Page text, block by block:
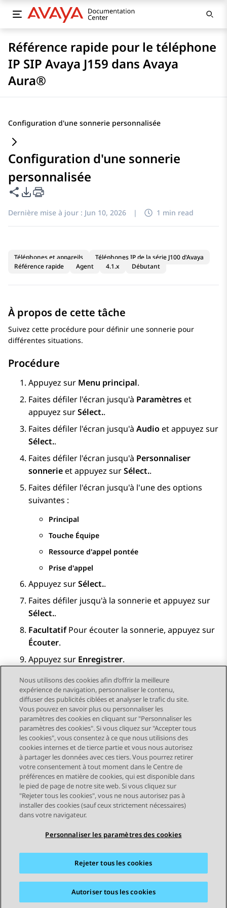
Référence rapide pour le téléphone
IP SIP Avaya J159 dans Avaya
Aura®
Configuration d'une sonnerie personnalisée
Configuration d'une sonnerie
personnalisée
Partager cette page
Options d'exportation PDF
Dernière mise à jour : Jun 10, 2026 | 1 min read
Téléphones et appareils
Téléphones IP de la série J100 d'Avaya
Référence rapide
Agent 4.1.x Débutant
À propos de cette tâche
Suivez cette procédure pour définir une sonnerie pour
différentes situations.
Procédure
Appuyez sur Menu principal.
Faites défiler l'écran jusqu'à Paramètreset
appuyez surSélect..
Faites défiler l'écran jusqu'à Audio et appuyez sur
Sélect..
Faites défiler l'écran jusqu'à Personnaliser
sonnerieet appuyez surSélect..
Faites défiler l'écran jusqu'à l'une des options
suivantes :
Principal
Touche Équipe
Ressource d'appel pontée
Prise d'appel
Appuyez surSélect..
Faites défiler jusqu'à la sonnerie et appuyez sur
Sélect..
FacultatifPour écouter la sonnerie, appuyez sur
Écouter.
Appuyez sur Enregistrer.
Send Feedback
Navigation par sujet
Sujet précédent Sujet suivant
STAY CONNECTED
Conditions d'utilisation
© 2026 Avaya LLC
Nous utilisons des cookies afin d’offrir la meilleure
expérience de navigation, personnaliser le contenu,
diffuser des publicités ciblées et analyser le trafic du site.
Vous pouvez en savoir plus ou personnaliser les
paramètres des cookies en cliquant sur "Personnaliser les
paramètres des cookies". Si vous cliquez sur "Accepter tous
les cookies", vous consentez à ce que nous utilisions des
cookies internes et de tierce partie et vous nous autorisez
à partager les données avec ces tiers. Vous pourrez retirer
votre consentement à tout moment dans le Centre de
préférences en matière de cookies, qui est disponible dans
le pied de page de notre site web. Si vous cliquez sur
"Rejeter tous les cookies", vous ne nous autorisez pas à
installer des cookies (sauf ceux strictement nécessaires)
dans votre navigateur.
Personnaliser les paramètres des cookies
Rejeter tous les cookies
Autoriser tous les cookies